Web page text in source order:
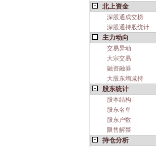
北上资金
深股通成交榜
深股通持股统计
主力动向
交易异动
大宗交易
融资融券
大股东增减持
股东统计
股本结构
股东名单
股东户数
限售解禁
持仓分析